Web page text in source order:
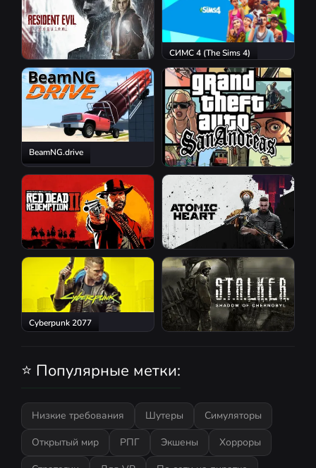
Resident Evil Requiem
СИМС 4 (The Sims 4)
BeamNG.drive
GTA San Andreas
Red Dead Redemption 2 Atomic Heart
Cyberpunk 2077
⭐ Популярные метки:
Низкие требования Шутеры
Симуляторы
Открытый мир
РПГ Экшены
Хорроры